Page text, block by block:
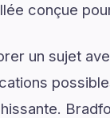
conçue
un sujet